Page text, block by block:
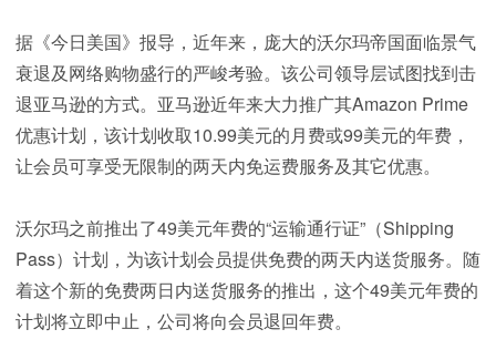
据《今日美国》报导，近年来，庞大的沃尔玛帝国面临景气
衰退及网络购物盛行的严峻考验。该公司领导层试图找到击
退亚马逊的方式。亚马逊近年来大力推广其Amazon Prime
优惠计划，该计划收取10.99美元的月费或99美元的年费，
让会员可享受无限制的两天内免运费服务及其它优惠。
沃尔玛之前推出了49美元年费的“运输通行证”（Shipping
Pass）计划，为该计划会员提供免费的两天内送货服务。随
着这个新的免费两日内送货服务的推出，这个49美元年费的
计划将立即中止，公司将向会员退回年费。